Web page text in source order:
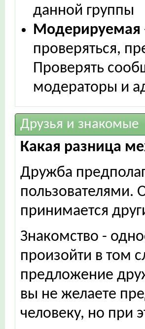
данной группы
Модерируемая
проверяться,
Проверять
модераторы и
Друзья и знакомые
Какая разница
Дружба
пользователями.
принимается
Знакомство -
произойти в том
предложение
вы не желаете
человеку, но при